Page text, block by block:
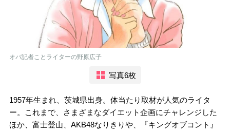
オバ記者ことライターの野原広子
写真6枚
1957年生まれ、茨城県出身。体当たり取材が人気のライタ
ー。これまで、さまざまなダイエット企画にチャレンジした
ほか、富士登山、AKB48なりきりや、『キングオブコント』